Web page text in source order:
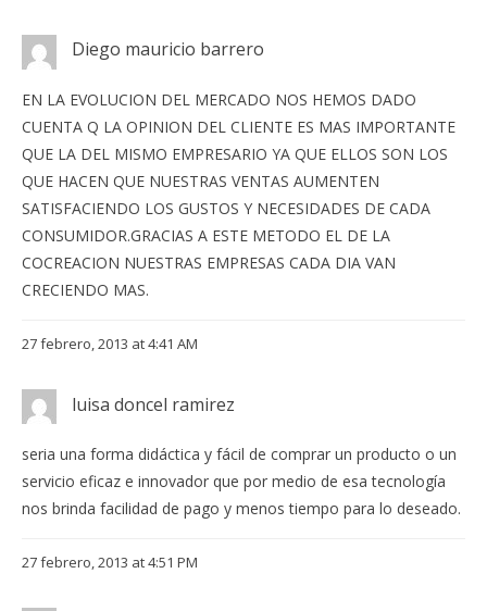
Diego mauricio barrero
EN LA EVOLUCION DEL MERCADO NOS HEMOS DADO
CUENTA Q LA OPINION DEL CLIENTE ES MAS IMPORTANTE
QUE LA DEL MISMO EMPRESARIO YA QUE ELLOS SON LOS
QUE HACEN QUE NUESTRAS VENTAS AUMENTEN
SATISFACIENDO LOS GUSTOS Y NECESIDADES DE CADA
CONSUMIDOR.GRACIAS A ESTE METODO EL DE LA
COCREACION NUESTRAS EMPRESAS CADA DIA VAN
CRECIENDO MAS.
27 febrero, 2013 at 4:41 AM
luisa doncel ramirez
seria una forma didáctica y fácil de comprar un producto o un
servicio eficaz e innovador que por medio de esa tecnología
nos brinda facilidad de pago y menos tiempo para lo deseado.
27 febrero, 2013 at 4:51 PM